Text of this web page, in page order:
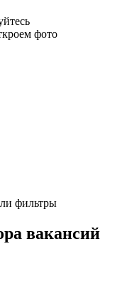
фото
фильтры
вакансий